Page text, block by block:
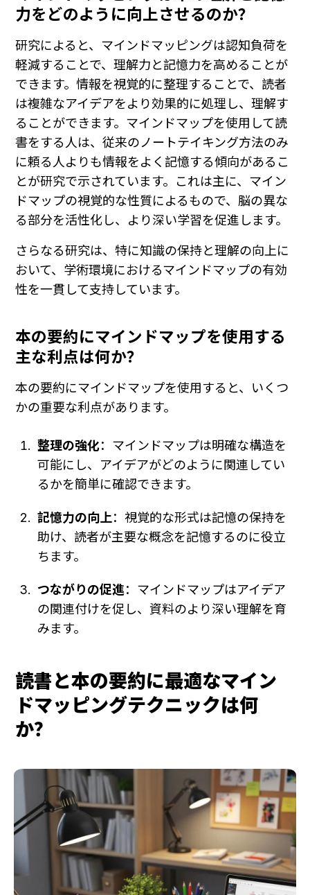
力をどのように向上させるのか？
研究によると、マインドマッピングは認知負荷を
軽減することで、理解力と記憶力を高めることが
できます。情報を視覚的に整理することで、読者
は複雑なアイデアをより効果的に処理し、理解す
ることができます。マインドマップを使用して読
書をする人は、従来のノートテイキング方法のみ
に頼る人よりも情報をよく記憶する傾向があるこ
とが研究で示されています。これは主に、マイン
ドマップの視覚的な性質によるもので、脳の異な
る部分を活性化し、より深い学習を促進します。
さらなる研究は、特に知識の保持と理解の向上に
おいて、学術環境におけるマインドマップの有効
性を一貫して支持しています。
本の要約にマインドマップを使用する
主な利点は何か？
本の要約にマインドマップを使用すると、いくつ
かの重要な利点があります。
整理の強化：マインドマップは明確な構造を
可能にし、アイデアがどのように関連してい
るかを簡単に確認できます。
記憶力の向上：視覚的な形式は記憶の保持を
助け、読者が主要な概念を記憶するのに役立
ちます。
つながりの促進：マインドマップはアイデア
の関連付けを促し、資料のより深い理解を育
みます。
読書と本の要約に最適なマイン
ドマッピングテクニックは何
か？